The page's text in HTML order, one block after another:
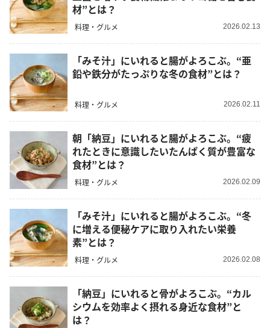
材”とは？
料理・グルメ 2026.02.13
「みそ汁」にいれると腸がよろこぶ。“亜
鉛や鉄分がたっぷりな冬の食材”とは？
料理・グルメ 2026.02.11
朝「納豆」にいれると腸がよろこぶ。“疲
れたときに意識したいたんぱく質が豊富な
食材”とは？
料理・グルメ 2026.02.09
「みそ汁」にいれると腸がよろこぶ。“冬
に増える便秘ケアに取り入れたい栄養
素”とは？
料理・グルメ 2026.02.08
「納豆」にいれると骨がよろこぶ。“カル
シウムを効率よく摂れる身近な食材”と
は？